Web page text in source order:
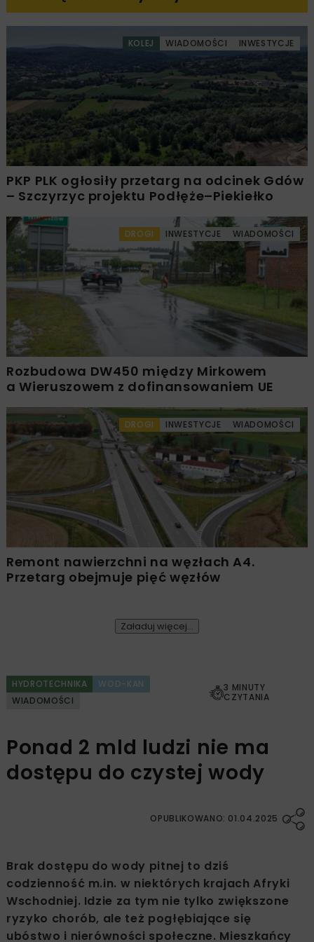
KOLEJ WIADOMOŚCI INWESTYCJE
PKP PLK ogłosiły przetarg na odcinek Gdów
– Szczyrzyc projektu Podłęże–Piekiełko
DROGI INWESTYCJE WIADOMOŚCI
Rozbudowa DW450 między Mirkowem
a Wieruszowem z dofinansowaniem UE
DROGI INWESTYCJE WIADOMOŚCI
Remont nawierzchni na węzłach A4.
Przetarg obejmuje pięć węzłów
Załaduj więcej...
HYDROTECHNIKA
WOD-KAN
WIADOMOŚCI
3 MINUTY
CZYTANIA
Ponad 2 mld ludzi nie ma
dostępu do czystej wody
OPUBLIKOWANO: 01.04.2025
Brak dostępu do wody pitnej to dziś
codzienność m.in. w niektórych krajach Afryki
Wschodniej. Idzie za tym nie tylko zwiększone
ryzyko chorób, ale też pogłębiające się
ubóstwo i nierówności społeczne. Mieszkańcy